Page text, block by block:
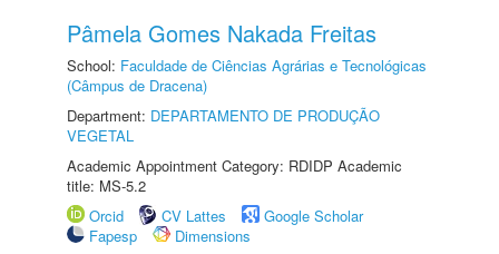
Pâmela Gomes Nakada Freitas
School: Faculdade de Ciências Agrárias e Tecnológicas
(Câmpus de Dracena)
Department: DEPARTAMENTO DE PRODUÇÃO
VEGETAL
Academic Appointment Category: RDIDP Academic
title: MS-5.2
Orcid
CV Lattes
Google Scholar
Fapesp
Dimensions